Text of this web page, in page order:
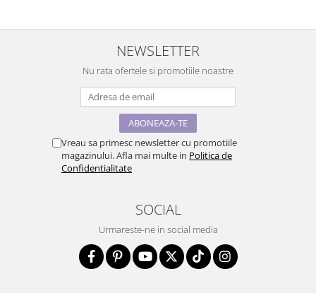
NEWSLETTER
Nu rata ofertele si promotiile noastre
Vreau sa primesc newsletter cu promotiile
magazinului. Afla mai multe in Politica de
Confidentialitate
SOCIAL
Urmareste-ne in social media